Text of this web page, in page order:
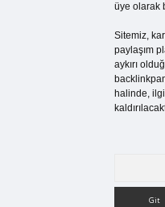
üye olarak
Sitemiz,
paylaşım
aykırı
halinde,